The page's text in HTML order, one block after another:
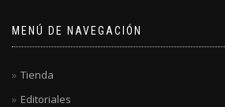
MENÚ DE NAVEGACIÓN
Tienda
Editoriales